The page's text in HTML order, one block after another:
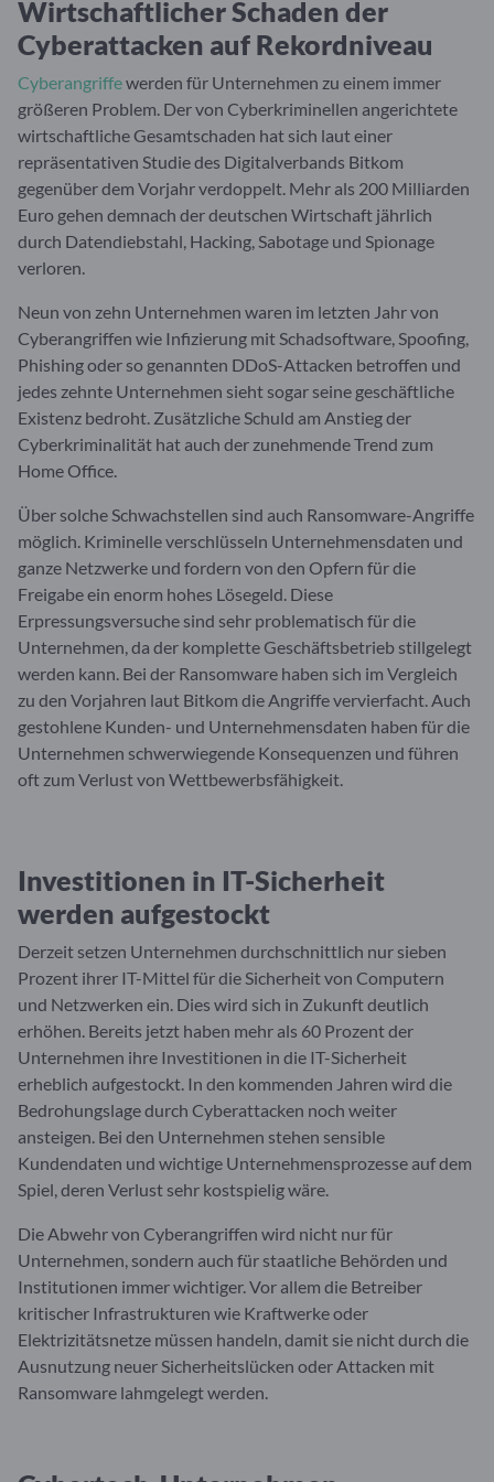
Wirtschaftlicher Schaden der
Cyberattacken auf Rekordniveau
Cyberangriffewerden für Unternehmen zu einem immer
größeren Problem. Der von Cyberkriminellen angerichtete
wirtschaftliche Gesamtschaden hat sich laut einer
repräsentativen Studie des Digitalverbands Bitkom
gegenüber dem Vorjahr verdoppelt. Mehr als 200 Milliarden
Euro gehen demnach der deutschen Wirtschaft jährlich
durch Datendiebstahl, Hacking, Sabotage und Spionage
verloren.
Neun von zehn Unternehmen waren im letzten Jahr von
Cyberangriffen wie Infizierung mit Schadsoftware, Spoofing,
Phishing oder so genannten DDoS-Attacken betroffen und
jedes zehnte Unternehmen sieht sogar seine geschäftliche
Existenz bedroht. Zusätzliche Schuld am Anstieg der
Cyberkriminalität hat auch der zunehmende Trend zum
Home Office.
Über solche Schwachstellen sind auch Ransomware-Angriffe
möglich. Kriminelle verschlüsseln Unternehmensdaten und
ganze Netzwerke und fordern von den Opfern für die
Freigabe ein enorm hohes Lösegeld. Diese
Erpressungsversuche sind sehr problematisch für die
Unternehmen, da der komplette Geschäftsbetrieb stillgelegt
werden kann. Bei der Ransomware haben sich im Vergleich
zu den Vorjahren laut Bitkom die Angriffe vervierfacht. Auch
gestohlene Kunden- und Unternehmensdaten haben für die
Unternehmen schwerwiegende Konsequenzen und führen
oft zum Verlust von Wettbewerbsfähigkeit.
Investitionen in IT-Sicherheit
werden aufgestockt
Derzeit setzen Unternehmen durchschnittlich nur sieben
Prozent ihrer IT-Mittel für die Sicherheit von Computern
und Netzwerken ein. Dies wird sich in Zukunft deutlich
erhöhen. Bereits jetzt haben mehr als 60 Prozent der
Unternehmen ihre Investitionen in die IT-Sicherheit
erheblich aufgestockt. In den kommenden Jahren wird die
Bedrohungslage durch Cyberattacken noch weiter
ansteigen. Bei den Unternehmen stehen sensible
Kundendaten und wichtige Unternehmensprozesse auf dem
Spiel, deren Verlust sehr kostspielig wäre.
Die Abwehr von Cyberangriffen wird nicht nur für
Unternehmen, sondern auch für staatliche Behörden und
Institutionen immer wichtiger. Vor allem die Betreiber
kritischer Infrastrukturen wie Kraftwerke oder
Elektrizitätsnetze müssen handeln, damit sie nicht durch die
Ausnutzung neuer Sicherheitslücken oder Attacken mit
Ransomware lahmgelegt werden.